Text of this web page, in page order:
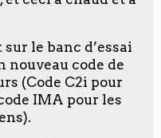
le banc d’essai
nouveau code de
(Code C2i pour
IMA pour les